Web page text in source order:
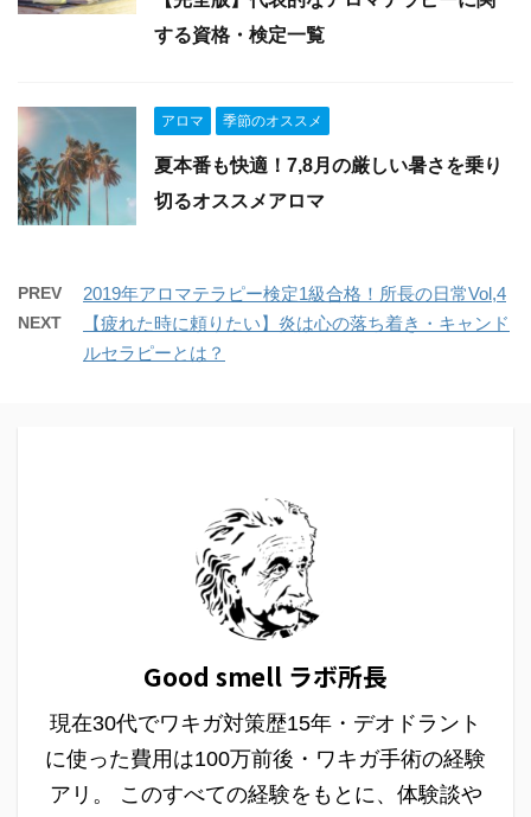
する資格・検定一覧
アロマ 季節のオススメ
夏本番も快適！7,8月の厳しい暑さを乗り
切るオススメアロマ
PREV 2019年アロマテラピー検定1級合格！所長の日常Vol,4
NEXT
【疲れた時に頼りたい】炎は心の落ち着き・キャンド
ルセラピーとは？
Good smell ラボ所長
現在30代でワキガ対策歴15年・デオドラント
に使った費用は100万前後・ワキガ手術の経験
アリ。 このすべての経験をもとに、体験談や